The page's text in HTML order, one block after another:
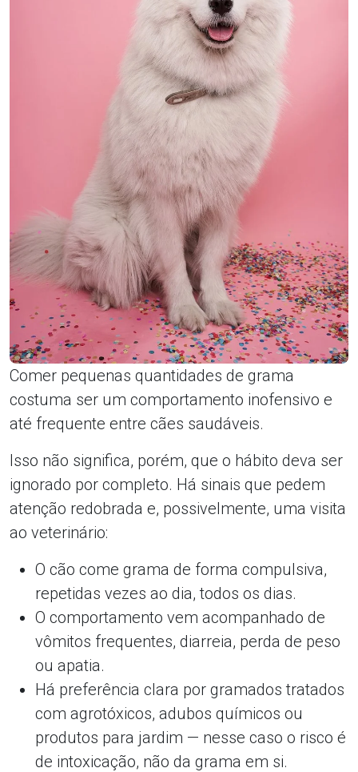
Comer pequenas quantidades de grama
costuma ser um comportamento inofensivo e
até frequente entre cães saudáveis.
Isso não significa, porém, que o hábito deva ser
ignorado por completo. Há sinais que pedem
atenção redobrada e, possivelmente, uma visita
ao veterinário:
O cão come grama de forma compulsiva,
repetidas vezes ao dia, todos os dias.
O comportamento vem acompanhado de
vômitos frequentes, diarreia, perda de peso
ou apatia.
Há preferência clara por gramados tratados
com agrotóxicos, adubos químicos ou
produtos para jardim — nesse caso o risco é
de intoxicação, não da grama em si.